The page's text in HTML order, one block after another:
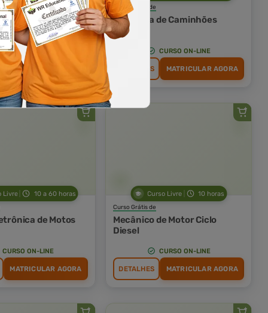
sobre
Manutenção
CURSO ON-LINE
MATRICULAR AGORA
Curso Grátis de
Mecânica de Caminhões
CURSO ON-LINE
DETALHES MATRICULAR AGORA
Livre 10 a 60 horas
de Motos
CURSO ON-LINE
MATRICULAR AGORA
Curso Livre 10 horas
Curso Grátis de
Mecânico de Motor Ciclo
Diesel
CURSO ON-LINE
DETALHES MATRICULAR AGORA